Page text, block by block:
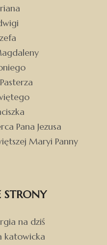
Pana Jezusa
Maryi Panny
STRONY
na dziś
katowicka